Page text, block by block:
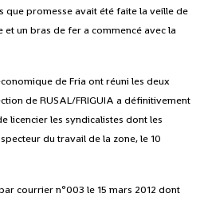
que promesse avait été faite la veille de
un bras de fer a commencé avec la
de Fria ont réuni les deux
de RUSAL/FRIGUIA a définitivement
licencier les syndicalistes dont les
du travail de la zone, le 10
courrier n°003 le 15 mars 2012 dont